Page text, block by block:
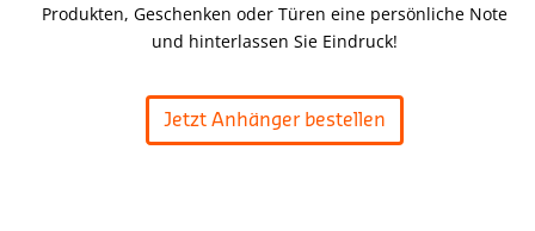
Produkten, Geschenken oder Türen eine persönliche Note
und hinterlassen Sie Eindruck!
Jetzt Anhänger bestellen